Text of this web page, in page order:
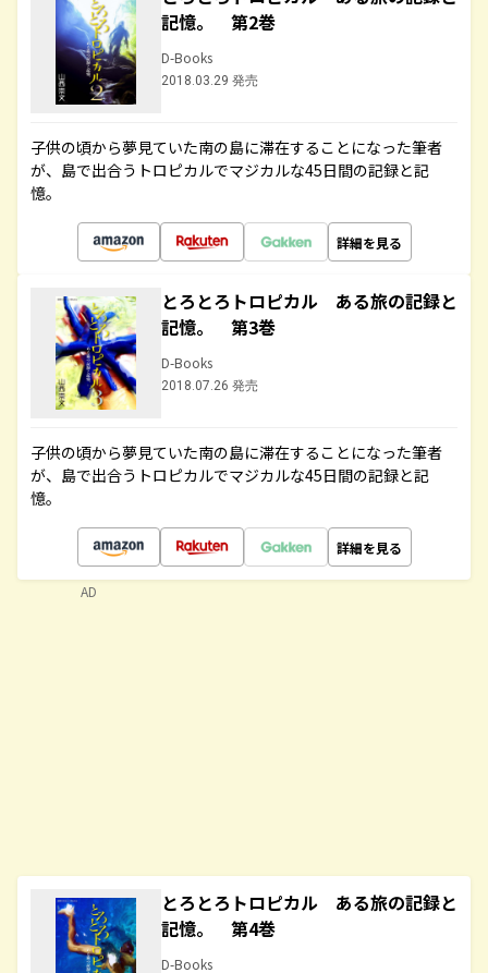
記憶。 第2巻
D-Books
2018.03.29 発売
子供の頃から夢見ていた南の島に滞在することになった筆者
が、島で出合うトロピカルでマジカルな45日間の記録と記
憶。
詳細を見る
とろとろトロピカル ある旅の記録と
記憶。 第3巻
D-Books
2018.07.26 発売
子供の頃から夢見ていた南の島に滞在することになった筆者
が、島で出合うトロピカルでマジカルな45日間の記録と記
憶。
詳細を見る
とろとろトロピカル ある旅の記録と
記憶。 第4巻
D-Books
AD